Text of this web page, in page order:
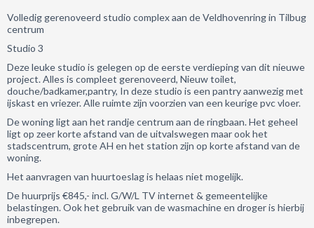
Volledig gerenoveerd studio complex aan de Veldhovenring in Tilbug
centrum
Studio 3
Deze leuke studio is gelegen op de eerste verdieping van dit nieuwe
project. Alles is compleet gerenoveerd, Nieuw toilet,
douche/badkamer,pantry, In deze studio is een pantry aanwezig met
ijskast en vriezer. Alle ruimte zijn voorzien van een keurige pvc vloer.
De woning ligt aan het randje centrum aan de ringbaan. Het geheel
ligt op zeer korte afstand van de uitvalswegen maar ook het
stadscentrum, grote AH en het station zijn op korte afstand van de
woning.
Het aanvragen van huurtoeslag is helaas niet mogelijk.
De huurprijs €845,- incl. G/W/L TV internet & gemeentelijke
belastingen. Ook het gebruik van de wasmachine en droger is hierbij
inbegrepen.